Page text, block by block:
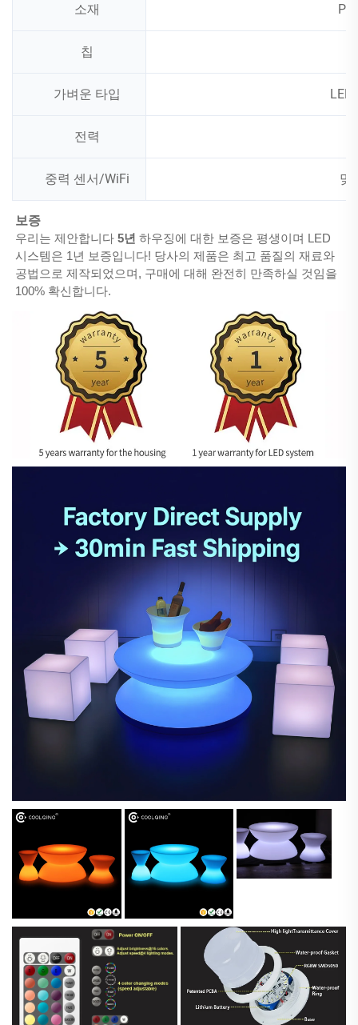
소재 PE
칩
가벼운 타입 LED
전력
중력 센서/WiFi 맞
보증
우리는 제안합니다 5년 하우징에 대한 보증은 평생이며 LED
시스템은 1년 보증입니다! 당사의 제품은 최고 품질의 재료와
공법으로 제작되었으며, 구매에 대해 완전히 만족하실 것임을
100% 확신합니다.